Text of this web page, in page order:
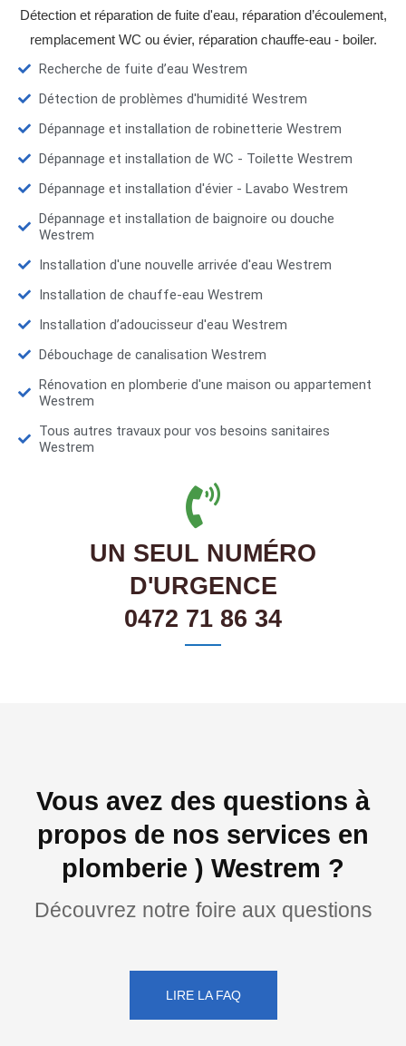
Détection et réparation de fuite d'eau, réparation d’écoulement,
remplacement WC ou évier, réparation chauffe-eau - boiler.
Recherche de fuite d’eau Westrem
Détection de problèmes d'humidité Westrem
Dépannage et installation de robinetterie Westrem
Dépannage et installation de WC - Toilette Westrem
Dépannage et installation d'évier - Lavabo Westrem
Dépannage et installation de baignoire ou douche
Westrem
Installation d'une nouvelle arrivée d'eau Westrem
Installation de chauffe-eau Westrem
Installation d’adoucisseur d'eau Westrem
Débouchage de canalisation Westrem
Rénovation en plomberie d'une maison ou appartement
Westrem
Tous autres travaux pour vos besoins sanitaires
Westrem
UN SEUL NUMÉRO
D'URGENCE
0472 71 86 34
Vous avez des questions à
propos de nos services en
plomberie ) Westrem ?
Découvrez notre foire aux questions
LIRE LA FAQ